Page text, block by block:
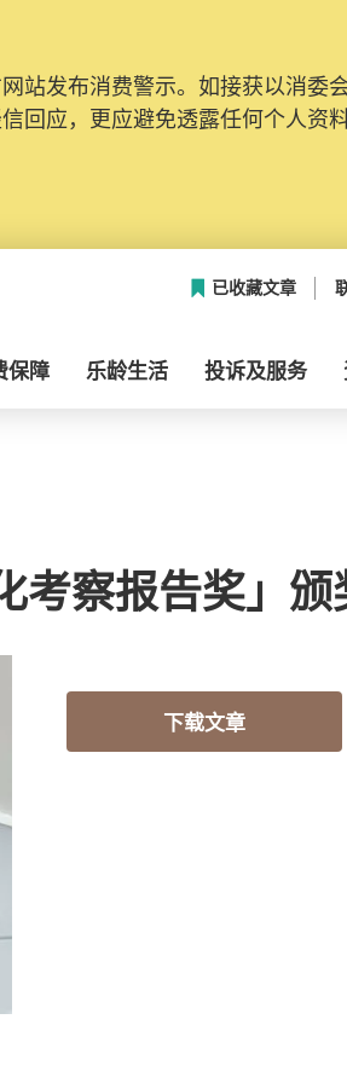
站发布消费警示。如接获以消委
回应，更应避免透露任何个人资
已收藏文章
保障 乐龄生活 投诉及服务
考察报告奖」颁
下载文章